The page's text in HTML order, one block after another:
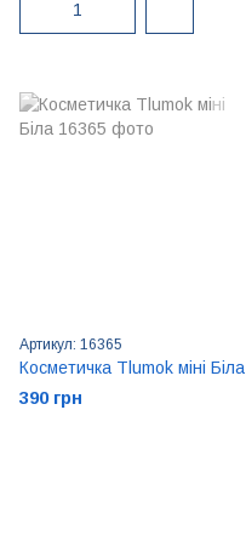
Артикул: 16365
Косметичка Tlumok міні Біла
390 грн